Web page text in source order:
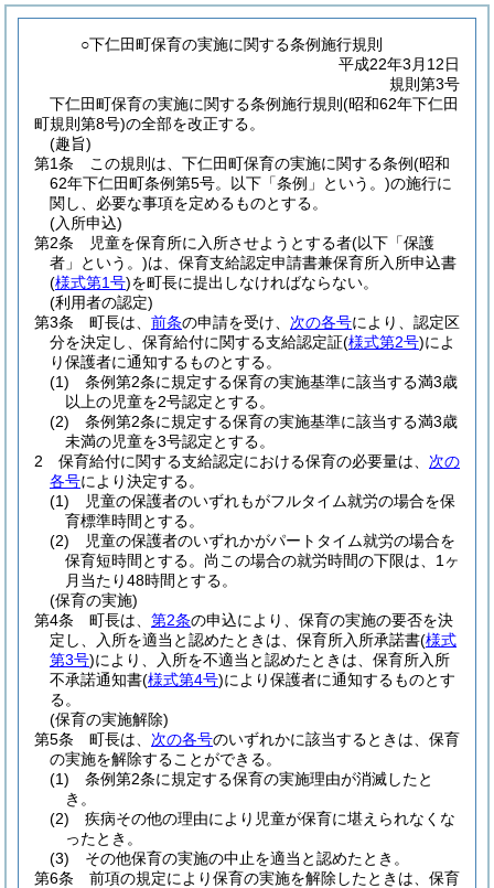
○下仁田町保育の実施に関する条例施行規則
平成22年3月12日
規則第3号
下仁田町保育の実施に関する条例施行規則(昭和62年下仁田
町規則第8号)の全部を改正する。
(趣旨)
第1条
この規則は、下仁田町保育の実施に関する条例(昭和
62年下仁田町条例第5号。以下「条例」という。)の施行に
関し、必要な事項を定めるものとする。
(入所申込)
第2条
児童を保育所に入所させようとする者(以下「保護
者」という。)は、保育支給認定申請書兼保育所入所申込書
(様式第1号)を町長に提出しなければならない。
(利用者の認定)
第3条
町長は、 前条の申請を受け、 次の各号により、認定区
分を決定し、保育給付に関する支給認定証(様式第2号)によ
り保護者に通知するものとする。
(1)
条例第2条に規定する保育の実施基準に該当する満3歳
以上の児童を2号認定とする。
(2)
条例第2条に規定する保育の実施基準に該当する満3歳
未満の児童を3号認定とする。
2
保育給付に関する支給認定における保育の必要量は、 次の
各号により決定する。
(1)
児童の保護者のいずれもがフルタイム就労の場合を保
育標準時間とする。
(2)
児童の保護者のいずれかがパートタイム就労の場合を
保育短時間とする。 尚この場合の就労時間の下限は、1ヶ
月当たり48時間とする。
(保育の実施)
第4条
町長は、 第2条の申込により、保育の実施の要否を決
定し、入所を適当と認めたときは、保育所入所承諾書(様式
第3号)により、入所を不適当と認めたときは、保育所入所
不承諾通知書(様式第4号)により保護者に通知するものとす
る。
(保育の実施解除)
第5条
町長は、 次の各号のいずれかに該当するときは、保育
の実施を解除することができる。
(1)
条例第2条に規定する保育の実施理由が消滅したと
き。
(2)
疾病その他の理由により児童が保育に堪えられなくな
ったとき。
(3)
その他保育の実施の中止を適当と認めたとき。
第6条
前項の規定により保育の実施を解除したときは、保育